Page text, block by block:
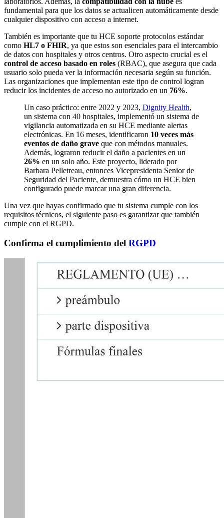
fundamental para que los datos se actualicen automáticamente desde
cualquier dispositivo con acceso a internet.
También es importante que tu HCE soporte protocolos estándar
como HL7 o FHIR, ya que estos son esenciales para el intercambio
de datos con hospitales y otros centros. Otro aspecto crucial es el
control de acceso basado en roles (RBAC), que asegura que cada
usuario solo pueda ver la información necesaria según su función.
Las organizaciones que implementan este tipo de control logran
reducir los incidentes de acceso no autorizado en un 76%.
Un caso práctico: entre 2022 y 2023, Dignity Health,
un sistema con 40 hospitales, implementó un sistema de
vigilancia automatizada en su HCE mediante alertas
electrónicas. En 16 meses, identificaron 10 veces más
eventos de daño grave que con métodos manuales.
Además, lograron reducir el daño a pacientes en un
26% en un solo año. Este proyecto, liderado por
Barbara Pelletreau, entonces Vicepresidenta Senior de
Seguridad del Paciente, demuestra cómo un HCE bien
configurado puede marcar una gran diferencia.
Una vez que hayas confirmado que tu sistema cumple con los
requisitos técnicos, el siguiente paso es garantizar que también
cumple con el RGPD.
Confirma el cumplimiento del RGPD